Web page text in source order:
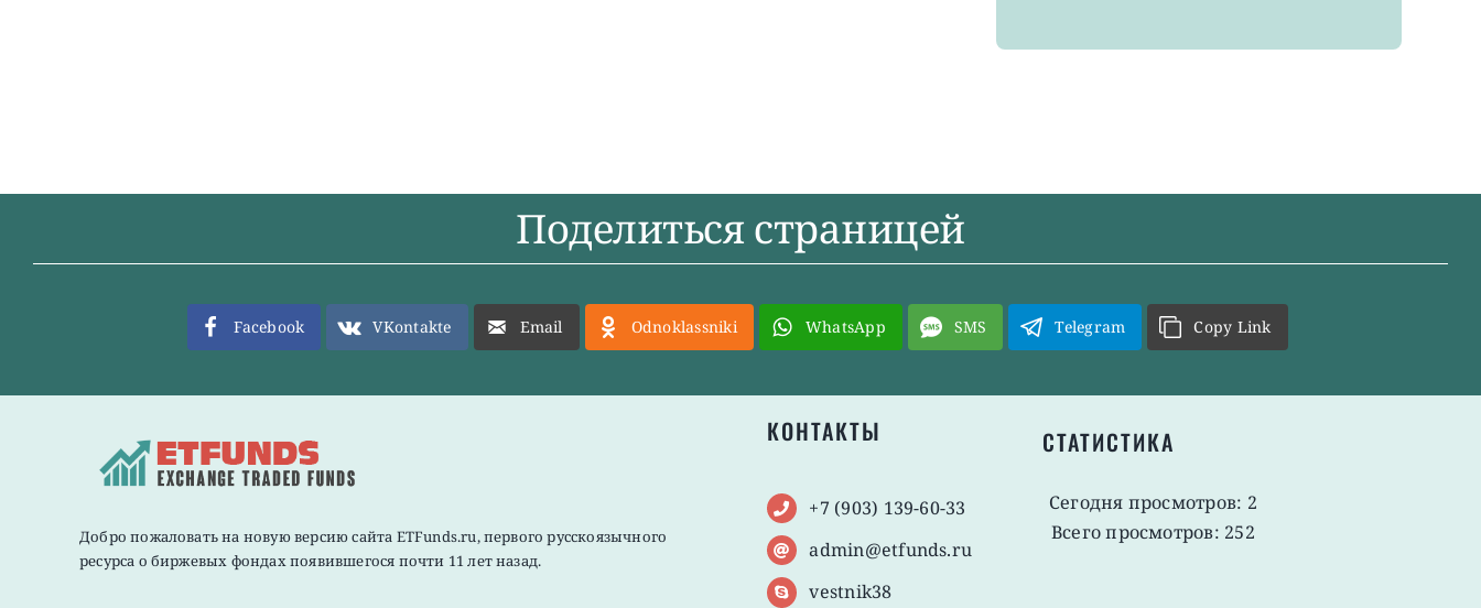
Поделиться страницей
Facebook VKontakte Email Odnoklassniki WhatsApp SMS Telegram Copy Link
Добро пожаловать на новую версию сайта ETFunds.ru, первого русскоязычного
ресурса о биржевых фондах появившегося почти 11 лет назад.
КОНТАКТЫ
+7 (903) 139-60-33
admin@etfunds.ru
vestnik38
СТАТИСТИКА
Сегодня просмотров: 2
Всего просмотров: 252